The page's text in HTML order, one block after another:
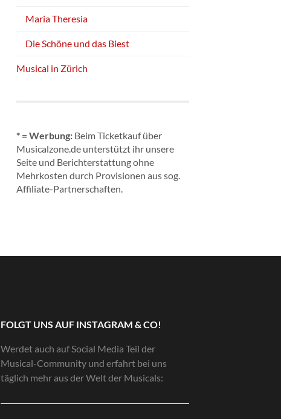
Maria Theresia
Die Schöne und das Biest
Musical in Zürich
* = Werbung: Beim Ticketkauf über
Musicalzone.de unterstützt ihr unsere
Seite und Berichterstattung ohne
Mehrkosten durch Provisionen aus sog.
Affiliate-Partnerschaften.
FOLGT UNS AUF INSTAGRAM & CO!
Werdet auch auf Social Media Teil der
Musical-Community und erfahrt bei uns
täglich mehr aus der Welt der Musicals: